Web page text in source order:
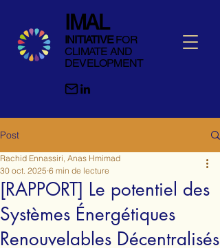
IMAL
INITIATIVEFOR
CLIMATE AND
DEVELOPMENT
Post
[RAPPORT] Le potentiel des
Systèmes Énergétiques
Renouvelables Décentralisés
Rachid Ennassiri, Anas Hmimad
30 oct. 2025 6 min de lecture